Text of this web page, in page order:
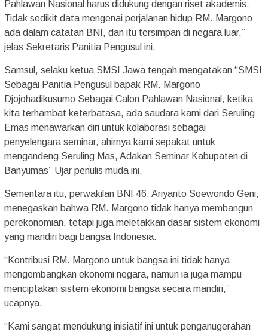
Pahlawan Nasional harus didukung dengan riset akademis.
Tidak sedikit data mengenai perjalanan hidup RM. Margono
ada dalam catatan BNI, dan itu tersimpan di negara luar,”
jelas Sekretaris Panitia Pengusul ini.
Samsul, selaku ketua SMSI Jawa tengah mengatakan “SMSI
Sebagai Panitia Pengusul bapak RM. Margono
Djojohadikusumo Sebagai Calon Pahlawan Nasional, ketika
kita terhambat keterbatasa, ada saudara kami dari Seruling
Emas menawarkan diri untuk kolaborasi sebagai
penyelengara seminar, ahirnya kami sepakat untuk
mengandeng Seruling Mas, Adakan Seminar Kabupaten di
Banyumas” Ujar penulis muda ini.
Sementara itu, perwakilan BNI 46, Ariyanto Soewondo Geni,
menegaskan bahwa RM. Margono tidak hanya membangun
perekonomian, tetapi juga meletakkan dasar sistem ekonomi
yang mandiri bagi bangsa Indonesia.
“Kontribusi RM. Margono untuk bangsa ini tidak hanya
mengembangkan ekonomi negara, namun ia juga mampu
menciptakan sistem ekonomi bangsa secara mandiri,”
ucapnya.
“Kami sangat mendukung inisiatif ini untuk penganugerahan